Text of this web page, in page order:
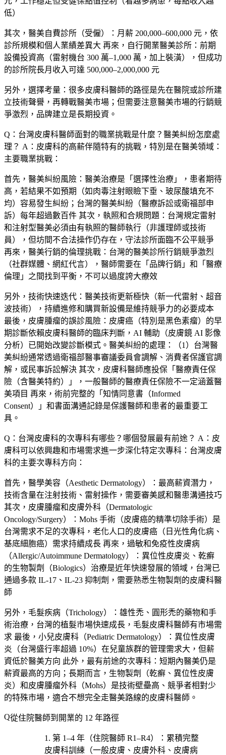
低）
其次， 醫美自費診所（受僱）
：月薪 200,000–600,000 元，依
診所規模和個人業績差異大 再來， 自行開業醫美診所 ：前期
設備投資高（雷射機台 300 萬–1,000 萬，加上裝潢），但成功
的診所院長月收入可達 500,000–2,000,000 元
另外，選擇考量：很多皮膚科醫師的路徑是先在醫院或診所建
立技術聲譽，再轉戰醫美市場；但需要注意醫美市場的行銷競
爭激烈，品牌建立是長期投資。
Q：台灣皮膚科醫師面對的職業挑戰是什麼？醫美糾紛怎麼處
理？ A：皮膚科的高薪伴隨特有的挑戰，特別是在醫美領域：
主要職業挑戰：
首先， 醫美糾紛風險 ：醫美治療是「選擇性治療」，患者期待
高，若結果不如預期（如肉毒注射眼瞼下垂、玻尿酸填充不
均）容易發生糾紛；台灣的醫美糾紛（醫療訴訟或衛福部申
訴）每年超過數百件 其次， 執照和合規問題 ：台灣規定雷射
和注射型醫美必須由有執照的醫師執行（非護理師或技術
員），但坊間不合法操作仍存在，守法診所面臨不公平競爭
再來， 醫美行銷的倫理挑戰 ：台灣的醫美診所行銷競爭激烈
（社群媒體、網紅代言），醫師需要在「品牌行銷」和「醫療
倫理」之間找到平衡，不可以過度誇大療效
另外， 技術快速迭代 ：醫美技術更新極快（新一代雷射、超音
波技術），持續進修和購買新設備是維持競爭力的必要成本
最後， 皮膚腫瘤的誤診風險 ：皮膚癌（特別是黑色素瘤）的早
期診斷依賴皮膚科醫師的臨床判斷，AI 輔助（皮膚鏡 AI 影像
分析）已開始改變診斷模式。醫美糾紛的處理：（1）台灣醫
美糾紛通常透過衛福部醫事審議委員會調解、消費者保護官調
解，或民事訴訟解決 其次，皮膚科醫師應投保「醫療責任保
險（含醫美特約）」，一般醫師的醫療責任保險不一定涵蓋醫
美項目 再來，術前完整的「知情同意書（Informed
Consent）」和書面溝通記錄是保護醫師和患者的最重要工
具。
Q：台灣皮膚科的次專科有哪些？哪個發展最有前途？ A：皮
膚科可以依興趣和市場需求進一步深化特定次專科：台灣皮膚
科的主要次專科方向：
首先， 醫學美容（Aesthetic Dermatology）
：最高薪資潛力，
技術含量在注射技術、雷射操作，需要審美感和醫患溝通技巧
其次， 皮膚腫瘤和皮膚外科（Dermatologic
Oncology/Surgery）
：Mohs 手術（皮膚癌的精準切除手術）是
台灣需求不足的次專科，老化人口的皮膚癌（日光性角化病、
基底細胞癌）需求持續成長 再來， 過敏和免疫性皮膚病
（Allergic/Autoimmune Dermatology）
：異位性皮膚炎、乾癬
的生物製劑（Biologics）治療是近年快速發展的領域，台灣已
通過多款 IL-17、IL-23 抑制劑，需要熟悉生物製劑的皮膚科醫
師
另外， 毛髮疾病（Trichology）
：雄性禿、圓形禿的藥物和手
術治療，台灣的植髮市場快速成長，毛髮皮膚科醫師有市場需
求 最後， 小兒皮膚科（Pediatric Dermatology）
：異位性皮膚
炎（台灣盛行率超過 10%）在兒童族群的管理需求大，但薪
資低於醫美方向 此外，最有前途的次專科：短期內醫美仍是
薪資最高的方向；長期而言，生物製劑（乾癬、異位性皮膚
炎）和皮膚腫瘤外科（Mohs）是技術壁壘高、競爭者相對少
的特殊市場，適合不想完全走醫美路線的皮膚科醫師。
從住院醫師到開業的 12 年路徑
第 1–4 年（住院醫師 R1–R4）
：累積完整
皮膚科訓練（一般皮膚、皮膚外科、皮膚病